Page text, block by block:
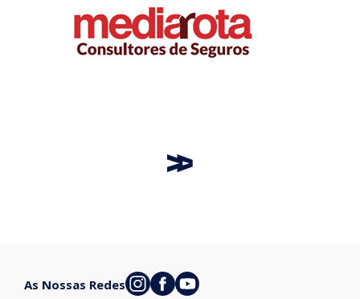
As Nossas Redes